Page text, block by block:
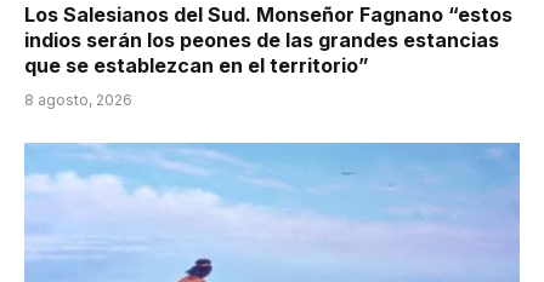
Los Salesianos del Sud. Monseñor Fagnano “estos
indios serán los peones de las grandes estancias
que se establezcan en el territorio”
8 agosto, 2026